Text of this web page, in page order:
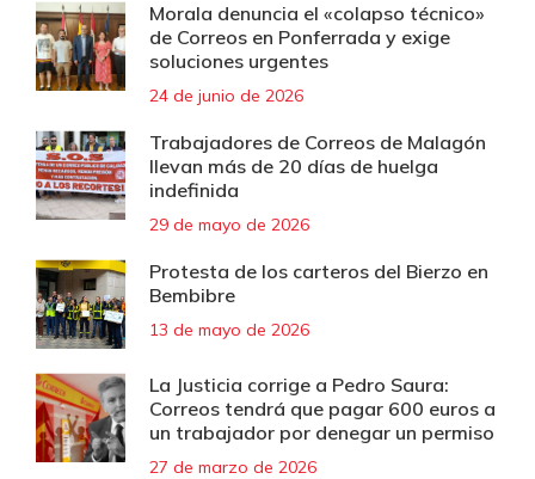
Morala denuncia el «colapso técnico»
de Correos en Ponferrada y exige
soluciones urgentes
24 de junio de 2026
Trabajadores de Correos de Malagón
llevan más de 20 días de huelga
indefinida
29 de mayo de 2026
Protesta de los carteros del Bierzo en
Bembibre
13 de mayo de 2026
La Justicia corrige a Pedro Saura:
Correos tendrá que pagar 600 euros a
un trabajador por denegar un permiso
27 de marzo de 2026